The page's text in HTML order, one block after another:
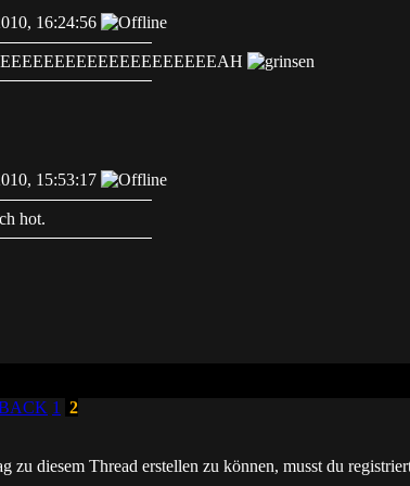
16:24:56
15:53:17
hot.
1 2
zu diesem Thread erstellen zu können, musst du